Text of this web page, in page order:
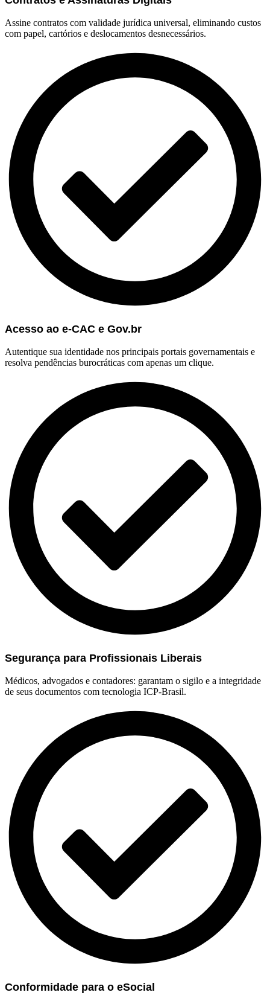
Assine contratos com validade jurídica universal, eliminando custos
com papel, cartórios e deslocamentos desnecessários.
Acesso ao e-CAC e Gov.br
Autentique sua identidade nos principais portais governamentais e
resolva pendências burocráticas com apenas um clique.
Segurança para Profissionais Liberais
Médicos, advogados e contadores: garantam o sigilo e a integridade
de seus documentos com tecnologia ICP-Brasil.
Conformidade para o eSocial